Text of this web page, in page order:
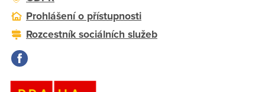
Prohlášení o přístupnosti
Rozcestník sociálních služeb